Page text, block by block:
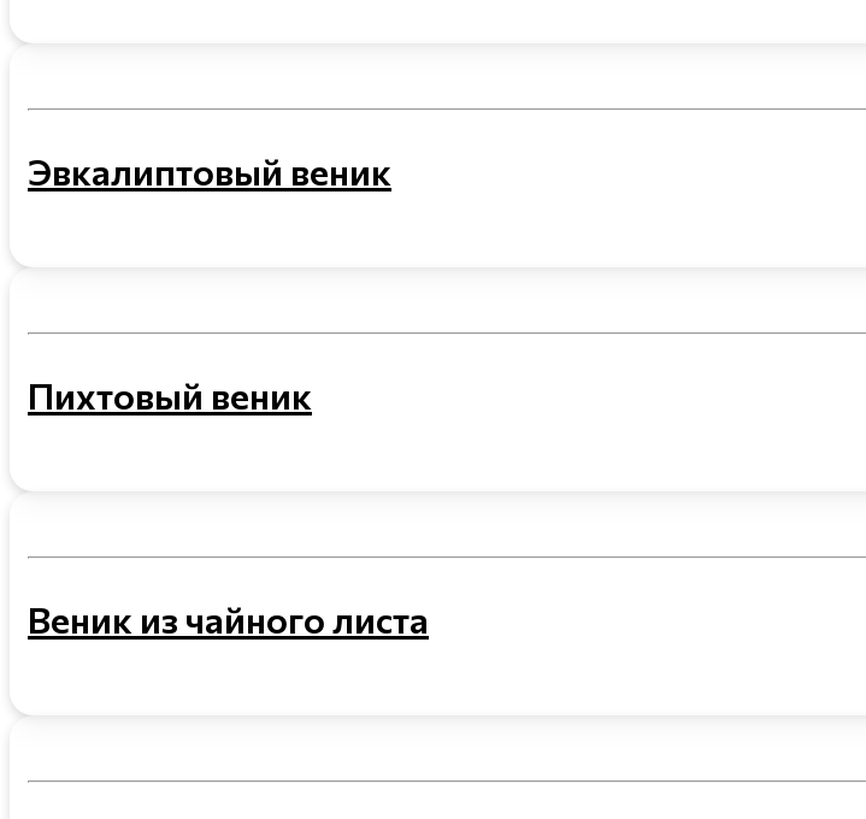
Эвкалиптовый веник
Пихтовый веник
Веник из чайного листа